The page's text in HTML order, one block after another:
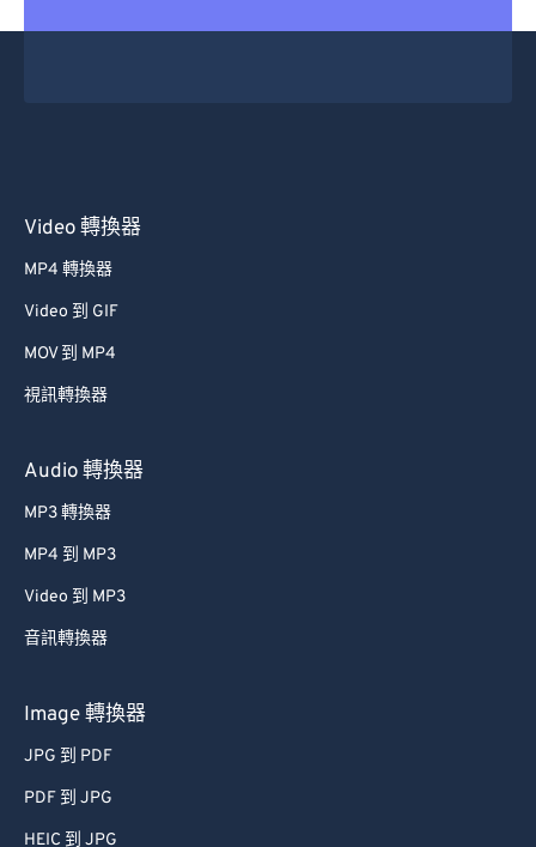
Video 轉換器
MP4 轉換器
Video 到 GIF
MOV 到 MP4
視訊轉換器
Audio 轉換器
MP3 轉換器
MP4 到 MP3
Video 到 MP3
音訊轉換器
Image 轉換器
JPG 到 PDF
PDF 到 JPG
HEIC 到 JPG